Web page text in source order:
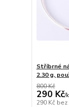
Stříbrné
2.30 g,
800 Kč
290 Kč/
290 Kč bez